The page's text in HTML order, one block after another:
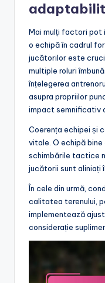
Mai mulți factori pot
o echipă în cadrul
jucătorilor este
multiple roluri
înțelegerea
asupra propriilor
impact semnificativ
Coerența echipei și
vitale. O echipă
schimbările tactice
jucătorii sunt aliniați
În cele din urmă,
calitatea terenului,
implementează
considerație